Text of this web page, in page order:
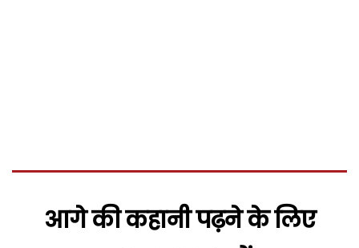
आगे की कहानी पढ़ने के लिए